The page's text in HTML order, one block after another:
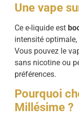
Une vape
Ce e-liquide est
intensité optimale,
Vous pouvez le
sans nicotine ou
préférences.
Pourquoi
Millésime ?